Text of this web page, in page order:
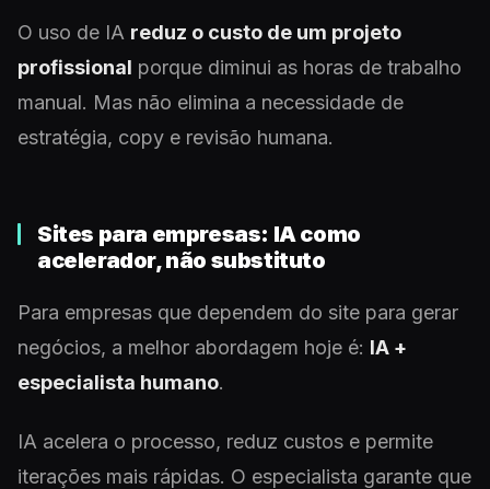
O uso de IA reduz o custo de um projeto
profissional porque diminui as horas de trabalho
manual. Mas não elimina a necessidade de
estratégia, copy e revisão humana.
Sites para empresas: IA como
acelerador, não substituto
Para empresas que dependem do site para gerar
negócios, a melhor abordagem hoje é: IA +
especialista humano.
IA acelera o processo, reduz custos e permite
iterações mais rápidas. O especialista garante que